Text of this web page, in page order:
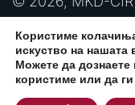
Користиме
искуство на нашата
Можете да дознаете
користиме или да
одговор на
PGP
потпис